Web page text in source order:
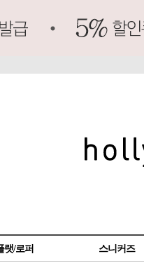
랫/로퍼 스니커즈